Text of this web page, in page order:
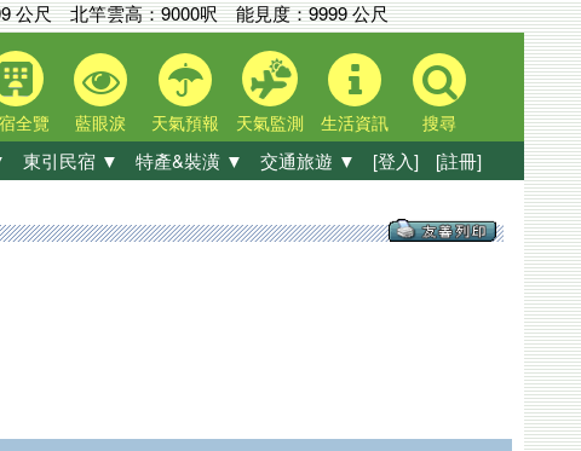
公尺北竿雲高：9000呎能見度：9999 公尺
全覽 藍眼淚 天氣預報 天氣監測 生活資訊 搜尋
東引民宿 ▼ 特產&裝潢 ▼ 交通旅遊 ▼ [登入] [註冊]